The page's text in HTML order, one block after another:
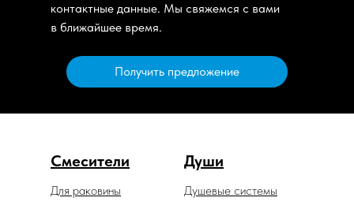
контактные данные. Мы свяжемся с вами
в ближайшее время.
Получить предложение
Смесители Души
Душевые системы
Для раковины